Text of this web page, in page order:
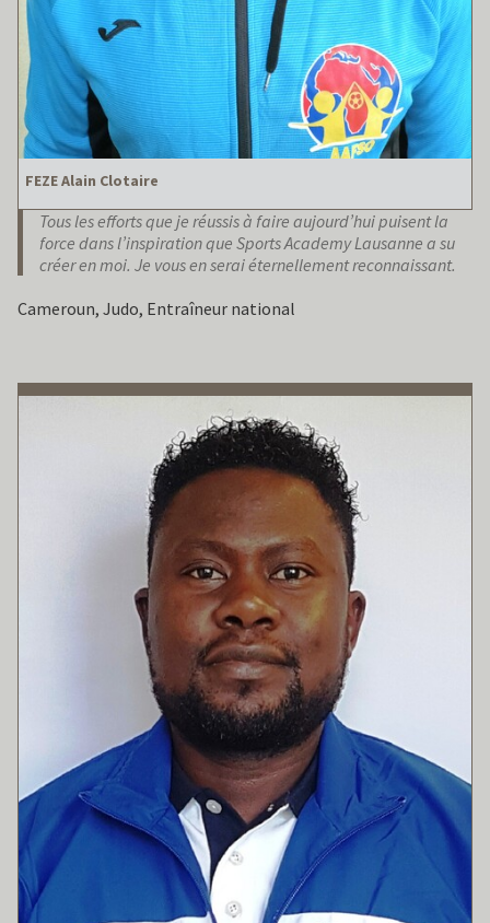
FEZE Alain Clotaire
Tous les efforts que je réussis à faire aujourd’hui puisent la
force dans l’inspiration que Sports Academy Lausanne a su
créer en moi. Je vous en serai éternellement reconnaissant.
Cameroun, Judo, Entraîneur national